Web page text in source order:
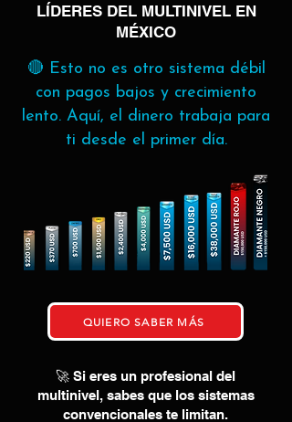
LÍDERES DEL MULTINIVEL EN
MÉXICO
🔴 Esto no es otro sistema débil
con pagos bajos y crecimiento
lento. Aquí, el dinero trabaja para
ti desde el primer día.
QUIERO SABER MÁS
🚀 Si eres un profesional del
multinivel, sabes que los sistemas
convencionales te limitan.